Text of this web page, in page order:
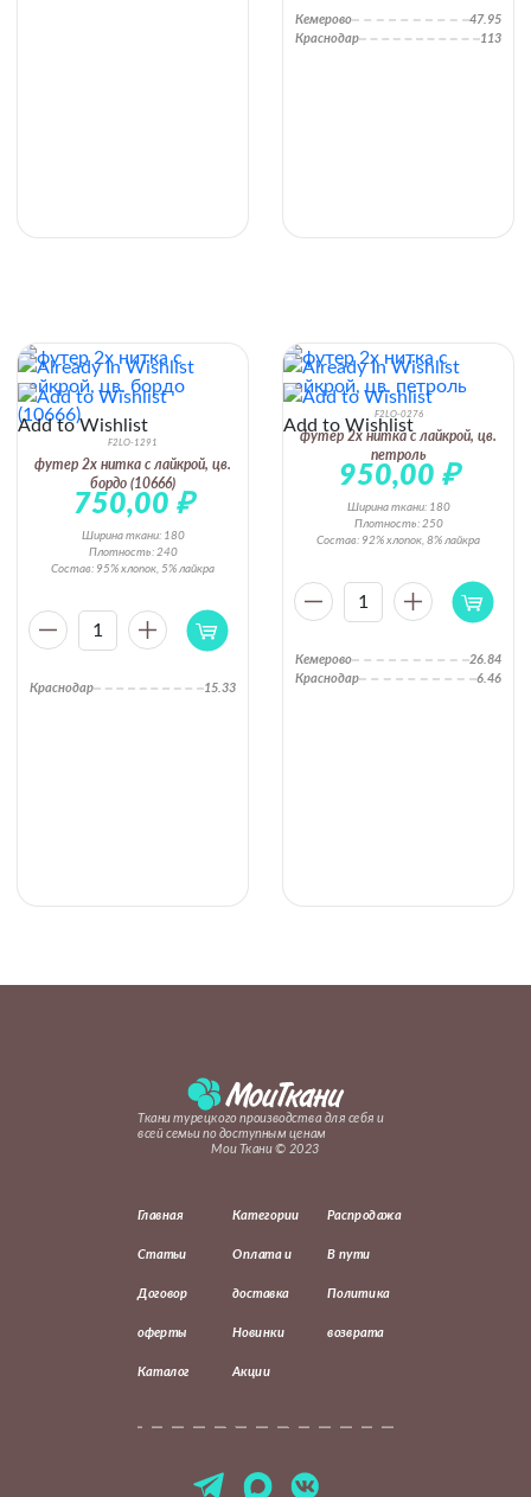
Кемерово
47.95
Краснодар
113
Add to Wishlist
F2LO-1291
футер 2х нитка с лайкрой, цв.
бордо (10666)
750,00 ₽
Ширина ткани: 180
Плотность: 240
Состав: 95% хлопок, 5% лайкра
1
Краснодар 15.33
Add to Wishlist
F2LO-0276
футер 2х нитка с лайкрой, цв.
петроль
950,00 ₽
Ширина ткани: 180
Плотность: 250
Состав: 92% хлопок, 8% лайкра
1
Кемерово
26.84
Краснодар
6.46
Ткани турецкого производства для себя и
всей семьи по доступным ценам
Мои Ткани © 2023
Главная
Статьи
Договор
оферты
Каталог
Категории
Оплата и
доставка
Новинки
Акции
Распродажа
В пути
Политика
возврата